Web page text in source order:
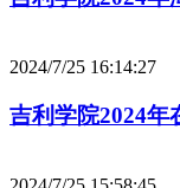
2024/7/25 16:14:27
吉利学院2024年